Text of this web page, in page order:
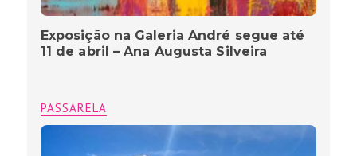
Exposição na Galeria André segue até
11 de abril – Ana Augusta Silveira
PASSARELA